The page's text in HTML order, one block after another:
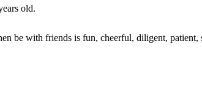
old.
be with friends is fun, cheerful, diligent, patient,